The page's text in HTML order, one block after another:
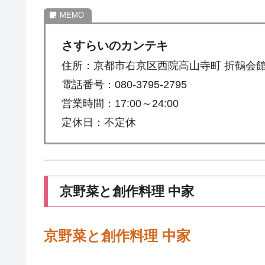
さすらいのカンテキ
住所：京都市右京区西院高山寺町 折鶴会
電話番号：080-3795-2795
営業時間：17:00～24:00
定休日：不定休
京野菜と創作料理 中家
京野菜と創作料理 中家